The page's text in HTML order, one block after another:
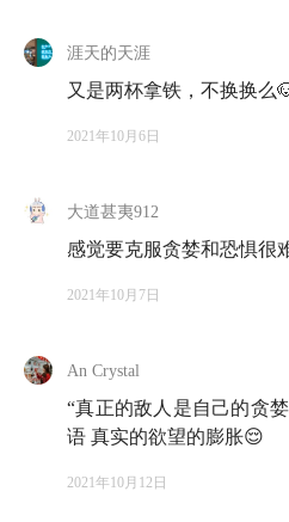
来一年内要开 1000 家分店。
想的是，这家店未来一定能
当下的这一刻，其实这家店
因为投资者看好这家咖啡馆
佳明
闻看到的都是这家店的各种
候，投资者们就会觉得这家
涯天的天涯
又是两杯拿铁，不换换么
2021年10月6日
大道甚夷912
感觉要克服贪婪和恐惧很
2021年10月7日
An Crystal
“真正的敌人是自己的贪
语 真实的欲望的膨胀😌
2021年10月12日